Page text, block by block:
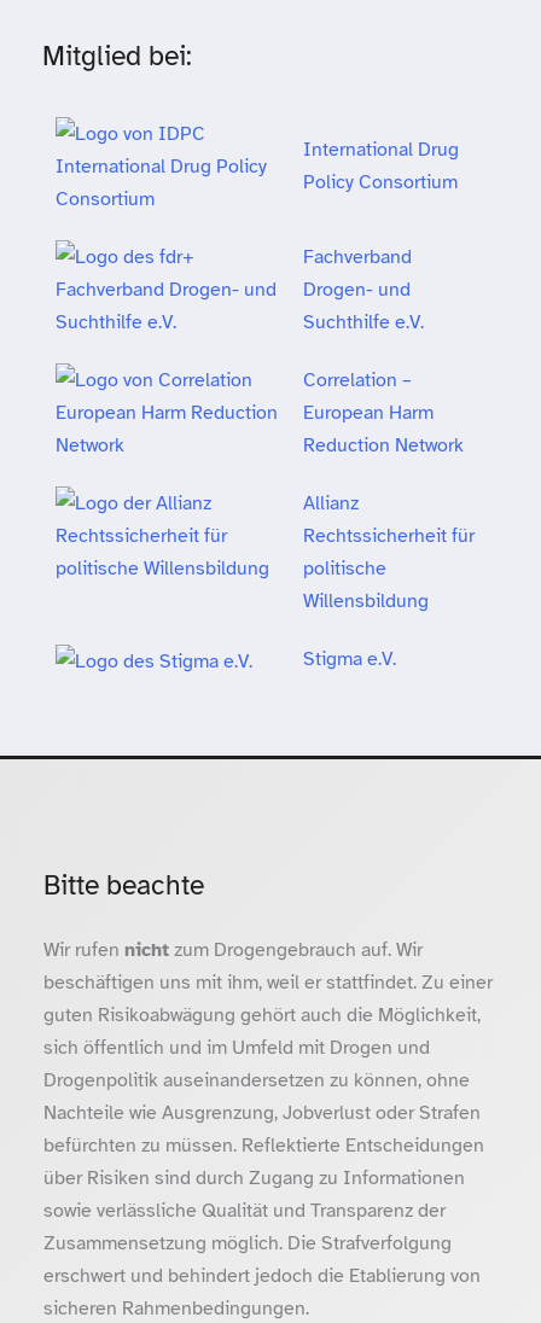
Mitglied bei:
International Drug
Policy Consortium
Fachverband
Drogen- und
Suchthilfe e.V.
Correlation –
European Harm
Reduction Network
Allianz
Rechtssicherheit für
politische
Willensbildung
Stigma e.V.
Bitte beachte
Wir rufen nichtzum Drogengebrauch auf. Wir
beschäftigen uns mit ihm, weil er stattfindet. Zu einer
guten Risikoabwägung gehört auch die Möglichkeit,
sich öffentlich und im Umfeld mit Drogen und
Drogenpolitik auseinandersetzen zu können, ohne
Nachteile wie Ausgrenzung, Jobverlust oder Strafen
befürchten zu müssen. Reflektierte Entscheidungen
über Risiken sind durch Zugang zu Informationen
sowie verlässliche Qualität und Transparenz der
Zusammensetzung möglich. Die Strafverfolgung
erschwert und behindert jedoch die Etablierung von
sicheren Rahmenbedingungen.